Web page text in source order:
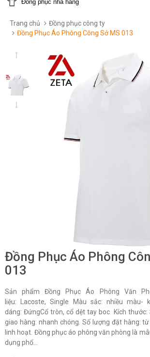
Đồng phục nhà hàng
Trang chủ
Đồng phục công ty
Đồng Phục Áo Phông Công Sở MS 013
Đồng Phục Áo Phông
013
Sản phẩm Đồng Phục Áo Phông Văn
liệu: Lacoste, Single Màu sắc: nhiều màu-
dáng: ĐứngCổ tròn, cổ dệt tay boc Kích
giao hàng: nhanh chóng. Số lượng đặt hàng: từ
linh hoạt. Đồng phục áo phông văn phòng là
dụng phổ...